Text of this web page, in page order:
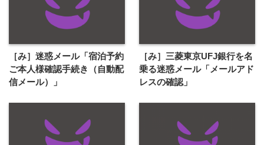
［み］迷惑メール「宿泊予約
ご本人様確認手続き（自動配
信メール）」
［み］三菱東京UFJ銀行を名
乗る迷惑メール「メールアド
レスの確認」